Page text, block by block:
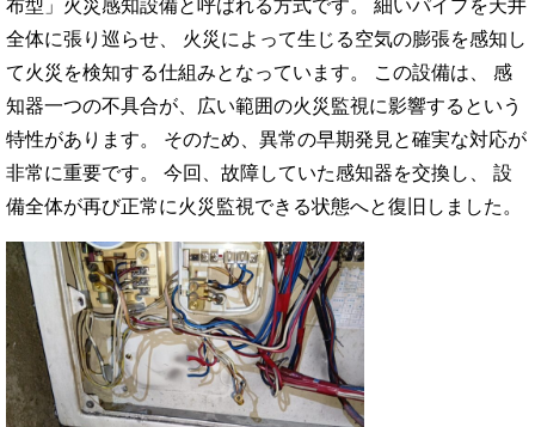
布型」火災感知設備と呼ばれる方式です。 細いパイプを天井
全体に張り巡らせ、 火災によって生じる空気の膨張を感知し
て火災を検知する仕組みとなっています。 この設備は、 感
知器一つの不具合が、広い範囲の火災監視に影響するという
特性があります。 そのため、異常の早期発見と確実な対応が
非常に重要です。 今回、故障していた感知器を交換し、 設
備全体が再び正常に火災監視できる状態へと復旧しました。